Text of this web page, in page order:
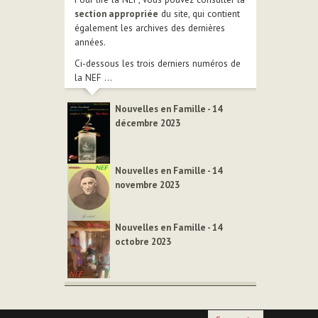
section appropriée du site, qui contient
également les archives des dernières
années.
Ci-dessous les trois derniers numéros de
la NEF ...
Nouvelles en Famille - 14
décembre 2023
Nouvelles en Famille - 14
novembre 2023
Nouvelles en Famille - 14
octobre 2023